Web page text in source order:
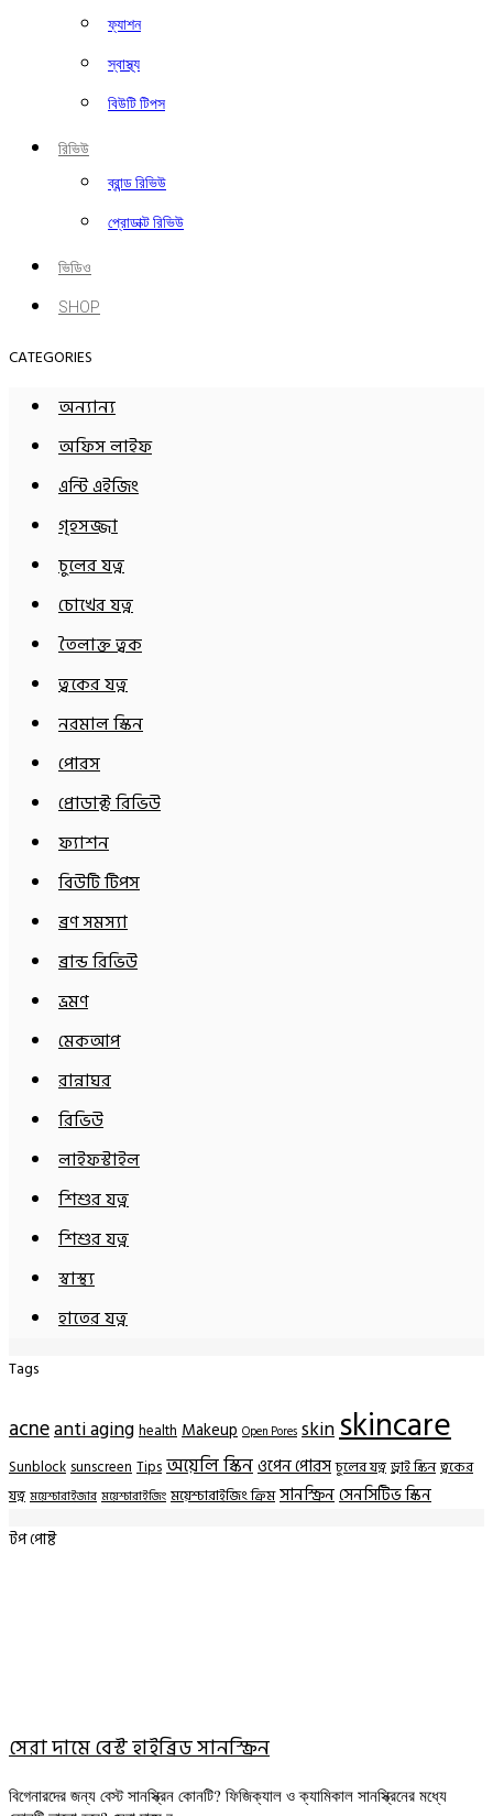
ফ্যাশন
স্বাস্থ্য
বিউটি টিপস
রিভিউ
ব্রান্ড রিভিউ
প্রোডাক্ট রিভিউ
ভিডিও
SHOP
CATEGORIES
অন্যান্য
অফিস লাইফ
এন্টি এইজিং
গৃহসজ্জা
চুলের যত্ন
চোখের যত্ন
তৈলাক্ত ত্বক
ত্বকের যত্ন
নরমাল স্কিন
পোরস
প্রোডাক্ট রিভিউ
ফ্যাশন
বিউটি টিপস
ব্রণ সমস্যা
ব্রান্ড রিভিউ
ভ্রমণ
মেকআপ
রান্নাঘর
রিভিউ
লাইফস্টাইল
শিশুর যত্ন
শিশুর যত্ন
স্বাস্থ্য
হাতের যত্ন
Tags
acneanti aging health Makeup Open Pores skinskincare
Sunblock sunscreen Tips অয়েলি স্কিনওপেন পোরস চুলের যত্ন ড্রাই স্কিন ত্বকের
যত্ন ময়েশ্চারাইজার ময়েশ্চারাইজিং ময়েশ্চারাইজিং ক্রিম সানস্ক্রিনসেনসিটিভ স্কিন
টপ পোষ্ট
সেরা দামে বেস্ট হাইব্রিড সানস্ক্রিন
বিগেনারদের জন্য বেস্ট সানস্ক্রিন কোনটি? ফিজিক্যাল ও ক্যামিকাল সানস্ক্রিনের মধ্যে